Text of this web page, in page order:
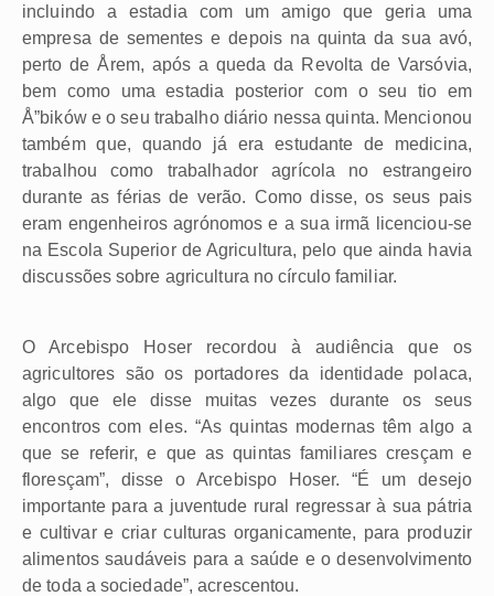
incluindo a estadia com um amigo que geria uma
empresa de sementes e depois na quinta da sua avó,
perto de Årem, após a queda da Revolta de Varsóvia,
bem como uma estadia posterior com o seu tio em
Å”bików e o seu trabalho diário nessa quinta. Mencionou
também que, quando já era estudante de medicina,
trabalhou como trabalhador agrícola no estrangeiro
durante as férias de verão. Como disse, os seus pais
eram engenheiros agrónomos e a sua irmã licenciou-se
na Escola Superior de Agricultura, pelo que ainda havia
discussões sobre agricultura no círculo familiar.
O Arcebispo Hoser recordou à audiência que os
agricultores são os portadores da identidade polaca,
algo que ele disse muitas vezes durante os seus
encontros com eles. “As quintas modernas têm algo a
que se referir, e que as quintas familiares cresçam e
floresçam”, disse o Arcebispo Hoser. “É um desejo
importante para a juventude rural regressar à sua pátria
e cultivar e criar culturas organicamente, para produzir
alimentos saudáveis para a saúde e o desenvolvimento
de toda a sociedade”, acrescentou.